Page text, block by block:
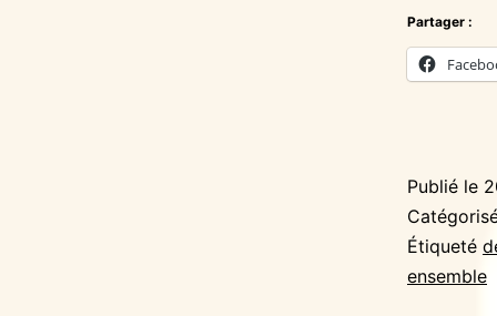
Partager :
Publié le
Étiqueté
ensemble